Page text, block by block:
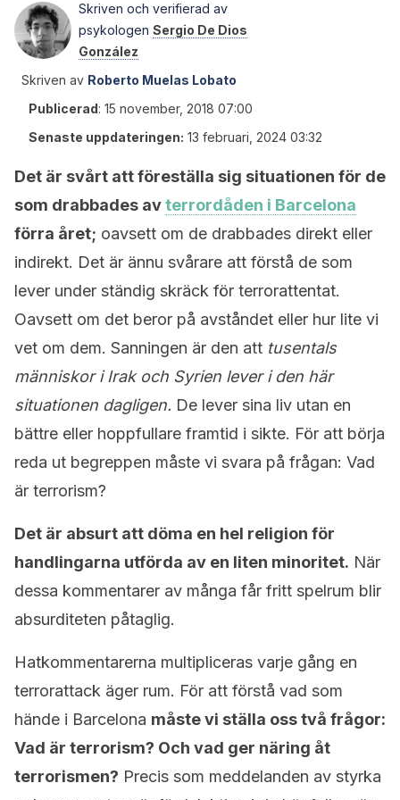
Skriven och verifierad av
psykologen Sergio De Dios
González
Skriven av Roberto Muelas Lobato
Publicerad: 15 november, 2018 07:00
Senaste uppdateringen: 13 februari, 2024 03:32
Det är svårt att föreställa sig situationen för de
som drabbades avterrordåden i Barcelona
förra året; oavsett om de drabbades direkt eller
indirekt. Det är ännu svårare att förstå de som
lever under ständig skräck för terrorattentat.
Oavsett om det beror på avståndet eller hur lite vi
vet om dem. Sanningen är den att tusentals
människor i Irak och Syrien lever i den här
situationen dagligen. De lever sina liv utan en
bättre eller hoppfullare framtid i sikte. För att börja
reda ut begreppen måste vi svara på frågan: Vad
är terrorism?
Det är absurt att döma en hel religion för
handlingarna utförda av en liten minoritet. När
dessa kommentarer av många får fritt spelrum blir
absurditeten påtaglig.
Hatkommentarerna multipliceras varje gång en
terrorattack äger rum. För att förstå vad som
hände i Barcelona måste vi ställa oss två frågor:
Vad är terrorism? Och vad ger näring åt
terrorismen? Precis som meddelanden av styrka